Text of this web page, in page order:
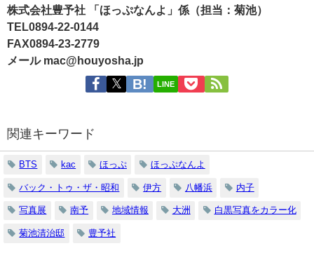
株式会社豊予社 「ほっぷなんよ」係（担当：菊池）
TEL0894-22-0144
FAX0894-23-2779
メール mac@houyosha.jp
LINE
関連キーワード
BTS kac ほっぷ ほっぷなんよ
バック・トゥ・ザ・昭和 伊方 八幡浜 内子
写真展 南予 地域情報 大洲 白黒写真をカラー化
菊池清治邸 豊予社